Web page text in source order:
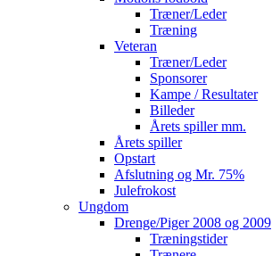
Træner/Leder
Træning
Veteran
Træner/Leder
Sponsorer
Kampe / Resultater
Billeder
Årets spiller mm.
Årets spiller
Opstart
Afslutning og Mr. 75%
Julefrokost
Ungdom
Drenge/Piger 2008 og 2009
Træningstider